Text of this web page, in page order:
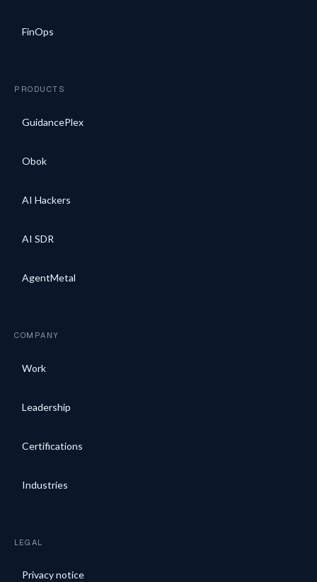
FinOps
PRODUCTS
GuidancePlex
Obok
AI Hackers
AI SDR
AgentMetal
COMPANY
Work
Leadership
Certifications
Industries
LEGAL
Privacy notice